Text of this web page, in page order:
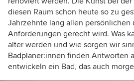
diesen Raum schon heute so zu
Jahrzehnte lang allen persönlichen
Anforderungen gerecht wird. Was
älter werden und wie sorgen wir
Badplaner:innen finden Antworten
entwickeln ein Bad, das auch